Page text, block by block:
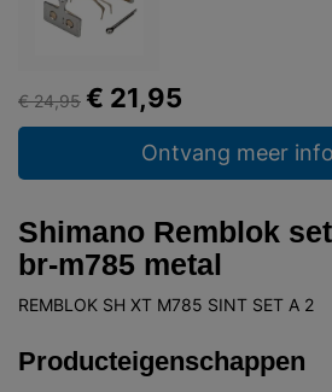
€ 24,95 € 21,95
Ontvang meer
Shimano Remblok
br-m785 metal
REMBLOK SH XT M785 SINT SET A 2
Producteigenschappen